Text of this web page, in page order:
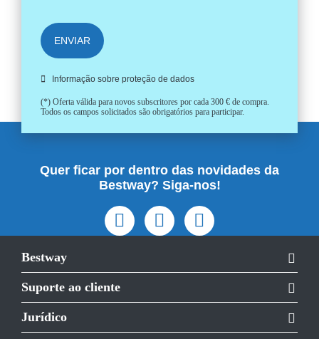
ENVIAR
Informação sobre proteção de dados
(*) Oferta válida para novos subscritores por cada 300 € de compra.
Todos os campos solicitados são obrigatórios para participar.
Quer ficar por dentro das novidades da
Bestway? Siga-nos!
Bestway
Suporte ao cliente
Jurídico